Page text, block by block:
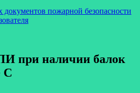
документов пожарной безопасности
при наличии балок
С